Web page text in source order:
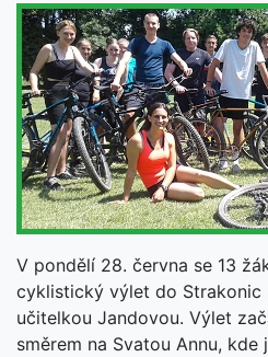
V pondělí 28. června se 13
cyklistický výlet do Strakonic
učitelkou Jandovou. Výlet
směrem na Svatou Annu, kde